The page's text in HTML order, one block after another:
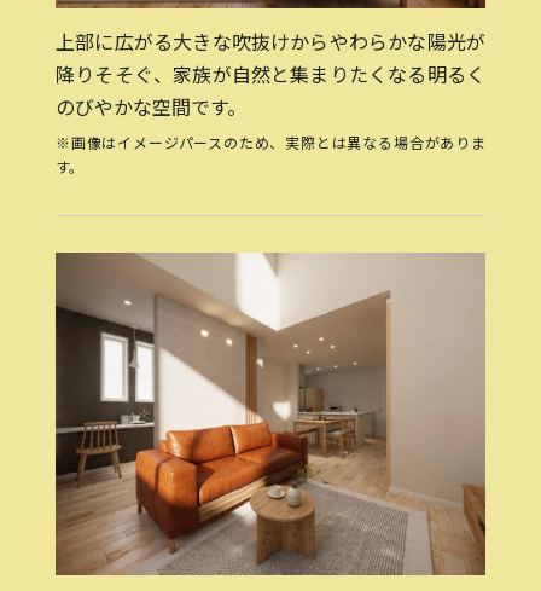
上部に広がる大きな吹抜けからやわらかな陽光が
降りそそぐ、家族が自然と集まりたくなる明るく
のびやかな空間です。
※画像はイメージパースのため、実際とは異なる場合がありま
す。